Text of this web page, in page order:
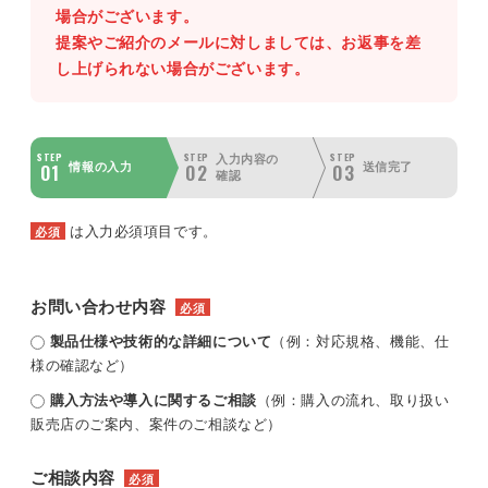
場合がございます。
提案やご紹介のメールに対しましては、お返事を差
し上げられない場合がございます。
STEP
01 情報の入力
STEP
02
入力内容の
確認
STEP
03 送信完了
必須 は入力必須項目です。
お問い合わせ内容 必須
製品仕様や技術的な詳細について （例：対応規格、機能、仕
様の確認など）
購入方法や導入に関するご相談 （例：購入の流れ、取り扱い
販売店のご案内、案件のご相談など）
ご相談内容 必須